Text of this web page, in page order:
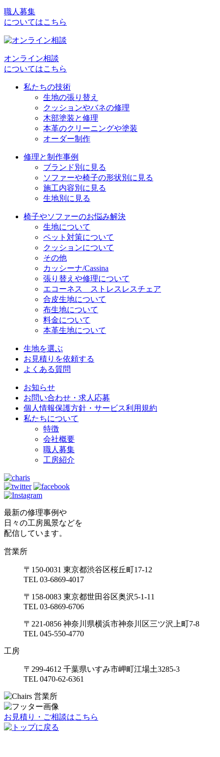
職人募集
についてはこちら
オンライン相談
についてはこちら
私たちの技術
生地の張り替え
クッションやバネの修理
木部塗装と修理
本革のクリーニングや塗装
オーダー制作
修理と制作事例
ブランド別に見る
ソファーや椅子の形状別に見る
施工内容別に見る
生地別に見る
椅子やソファーのお悩み解決
生地について
ペット対策について
クッションについて
その他
カッシーナ/Cassina
張り替えや修理について
エコーネス ストレスレスチェア
合皮生地について
布生地について
料金について
本革生地について
生地を選ぶ
お見積りを依頼する
よくある質問
お知らせ
お問い合わせ・求人応募
個人情報保護方針・サービス利用規約
私たちについて
特徴
会社概要
職人募集
工房紹介
最新の修理事例や
日々の工房風景などを
配信しています。
営業所
〒150-0031 東京都渋谷区桜丘町17-12
TEL 03-6869-4017
〒158-0083 東京都世田谷区奥沢5-1-11
TEL 03-6869-6706
〒221-0856 神奈川県横浜市神奈川区三ツ沢上町7-8
TEL 045-550-4770
工房
〒299-4612 千葉県いすみ市岬町江場土3285-3
TEL 0470-62-6361
お見積り・ご相談はこちら